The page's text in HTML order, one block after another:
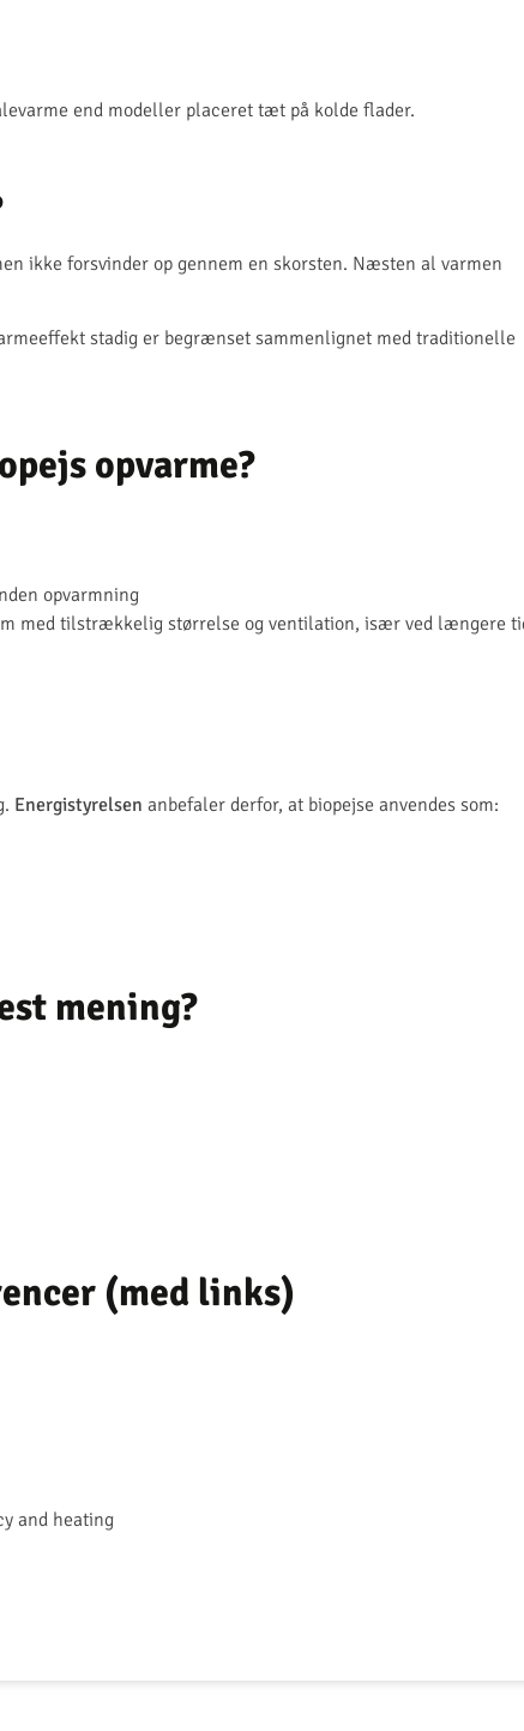
end modeller placeret tæt på kolde flader.
ikke forsvinder op gennem en skorsten. Næsten al varmen
stadig er begrænset sammenlignet med traditionelle
opvarme?
opvarmning
med tilstrækkelig størrelse og ventilation, især ved længere
Energistyrelsen anbefaler derfor, at biopejse anvendes som:
mening?
(med links)
and heating